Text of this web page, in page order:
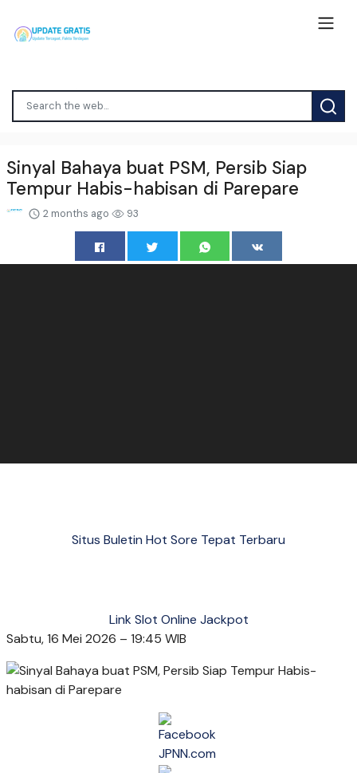
Sinyal Bahaya buat PSM, Persib Siap
Tempur Habis-habisan di Parepare
2 months ago 93
Situs Buletin Hot Sore Tepat Terbaru
Link Slot Online Jackpot
Sabtu, 16 Mei 2026 – 19:45 WIB